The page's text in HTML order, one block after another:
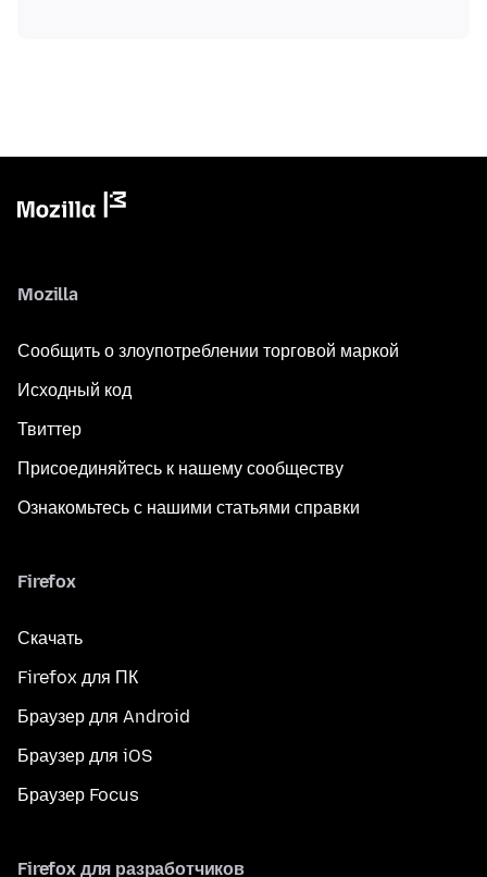
Mozilla
Сообщить о злоупотреблении торговой маркой
Исходный код
Твиттер
Присоединяйтесь к нашему сообществу
Ознакомьтесь с нашими статьями справки
Firefox
Скачать
Firefox для ПК
Браузер для Android
Браузер для iOS
Браузер Focus
Firefox для разработчиков